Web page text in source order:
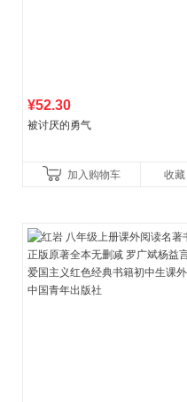
¥52.30
被讨厌的勇气
加入购物车 收藏